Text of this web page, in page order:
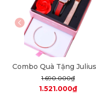
1.690.000₫
1.521.000₫